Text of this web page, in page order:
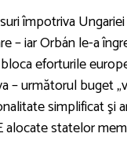
împotriva
– iar Orbán le-a
eforturile
– următorul buget
simplificat şi
statelor